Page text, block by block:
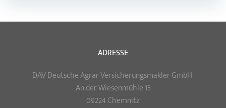
ADRESSE
DAV Deutsche Agrar Versicherungsmakler GmbH
An der Wiesenmühle 13
09224 Chemnitz